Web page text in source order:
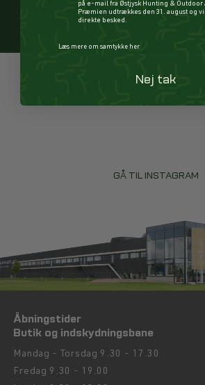
FØLG OS PÅ
GÅ TIL INSTAGRAM
Åbningstider
Butik og indskydningsbane
Mandag - Torsdag 9.30 - 17.30
Fredag 9.30 - 19.00
på e-mail fra Østjysk Hunting & Outdoor
Præmien udtrækkes den 31. august og
direkte besked.
Læs mere om samtykke her
Nej tak